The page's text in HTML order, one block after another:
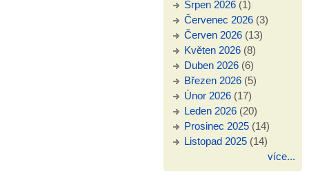
Srpen 2026(1)
Červenec 2026(3)
Červen 2026(13)
Květen 2026(8)
Duben 2026(6)
Březen 2026(5)
Únor 2026(17)
Leden 2026(20)
Prosinec 2025(14)
Listopad 2025(14)
více...